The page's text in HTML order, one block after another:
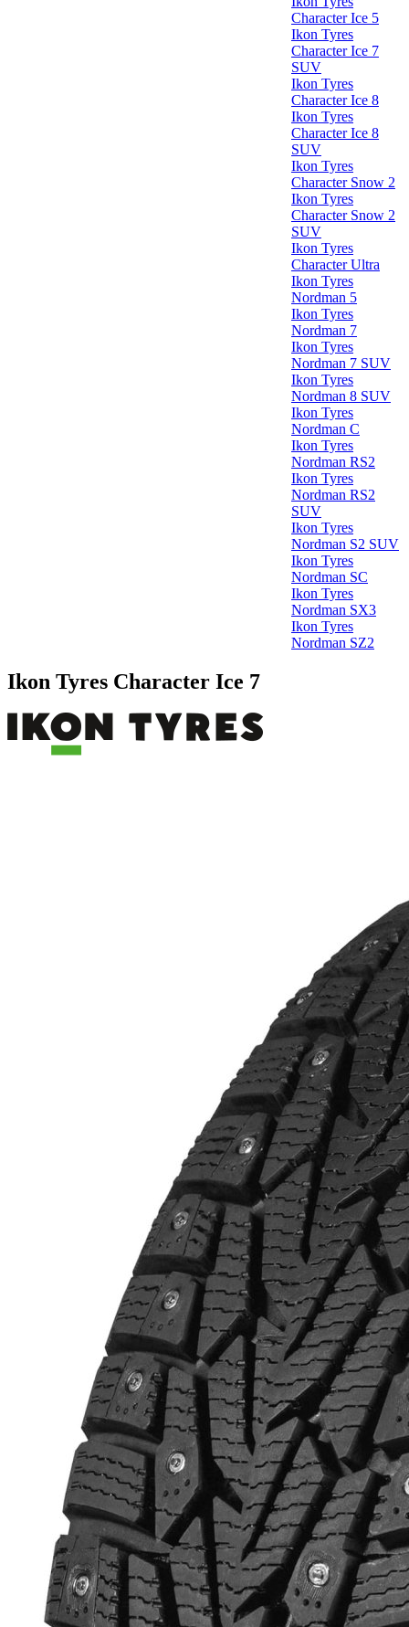
Character Ice 5
Ikon Tyres
Character Ice 7
SUV
Ikon Tyres
Character Ice 8
Ikon Tyres
Character Ice 8
SUV
Ikon Tyres
Character Snow 2
Ikon Tyres
Character Snow 2
SUV
Ikon Tyres
Character Ultra
Ikon Tyres
Nordman 5
Ikon Tyres
Nordman 7
Ikon Tyres
Nordman 7 SUV
Ikon Tyres
Nordman 8 SUV
Ikon Tyres
Nordman C
Ikon Tyres
Nordman RS2
Ikon Tyres
Nordman RS2
SUV
Ikon Tyres
Nordman S2 SUV
Ikon Tyres
Nordman SC
Ikon Tyres
Nordman SX3
Ikon Tyres
Nordman SZ2
Ikon Tyres Character Ice 7